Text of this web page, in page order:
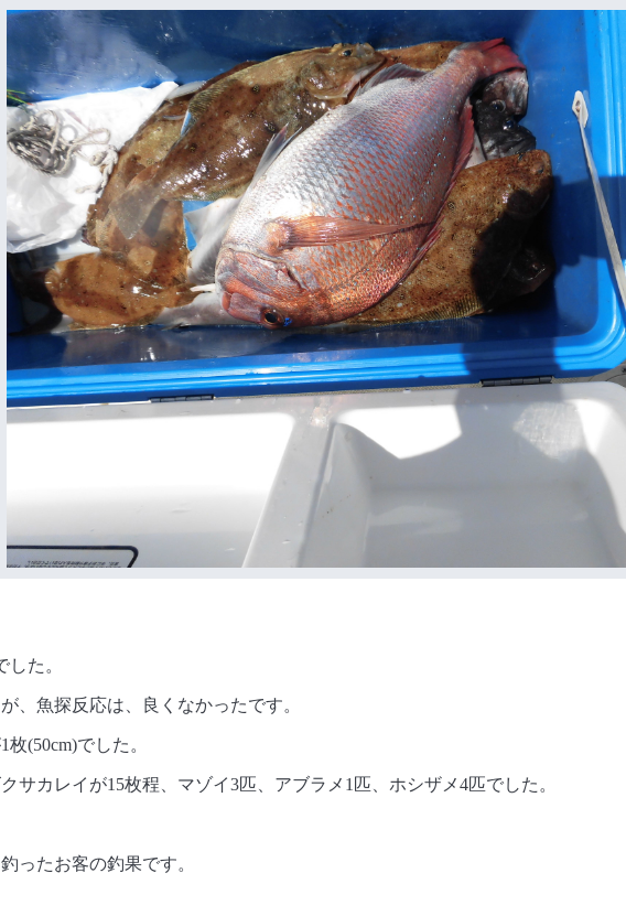
た。
、魚探反応は、良くなかったです。
(50cm)でした。
サカレイが15枚程、マゾイ3匹、アブラメ1匹、ホシザメ4匹でした。
ったお客の釣果です。